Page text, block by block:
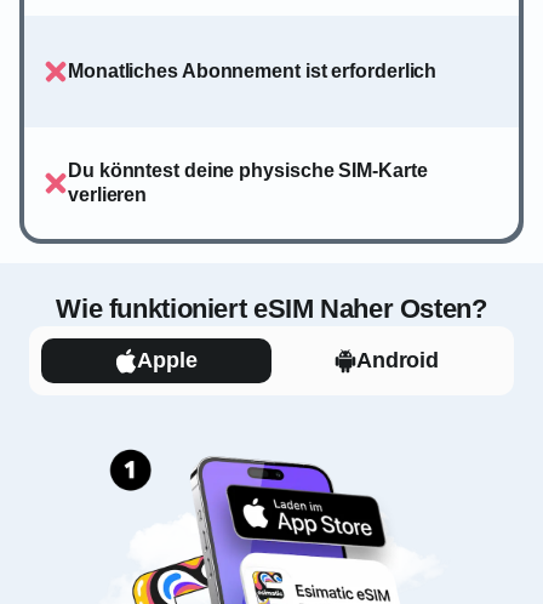
Monatliches Abonnement ist erforderlich
Du könntest deine physische SIM-Karte
verlieren
Wie funktioniert eSIM Naher Osten?
Apple Android